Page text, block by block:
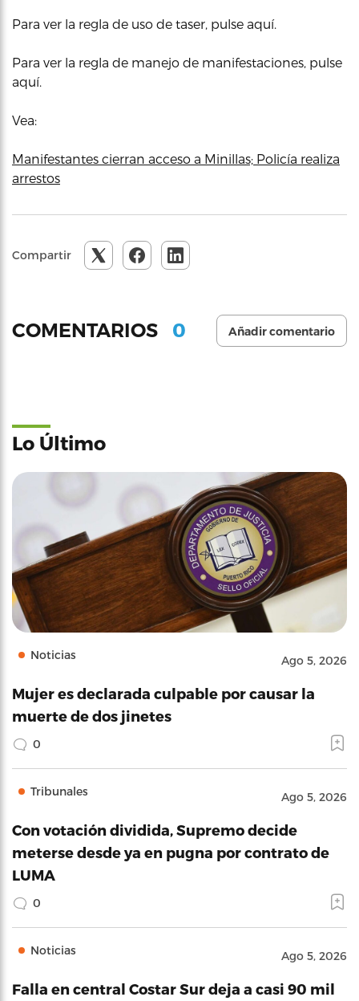
Para ver la regla de uso de taser, pulse aquí.
Para ver la regla de manejo de manifestaciones, pulse
aquí.
Vea:
Manifestantes cierran acceso a Minillas; Policía realiza
arrestos
Compartir
COMENTARIOS 0 Añadir comentario
Lo Último
Noticias Ago 5, 2026
Mujer es declarada culpable por causar la
muerte de dos jinetes
0
Tribunales Ago 5, 2026
Con votación dividida, Supremo decide
meterse desde ya en pugna por contrato de
LUMA
0
Noticias Ago 5, 2026
Falla en central Costar Sur deja a casi 90 mil